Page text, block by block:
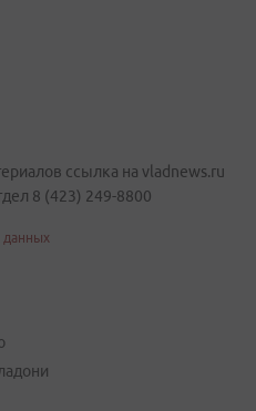
ссылка на vladnews.ru
8 (423) 249-8800
данных